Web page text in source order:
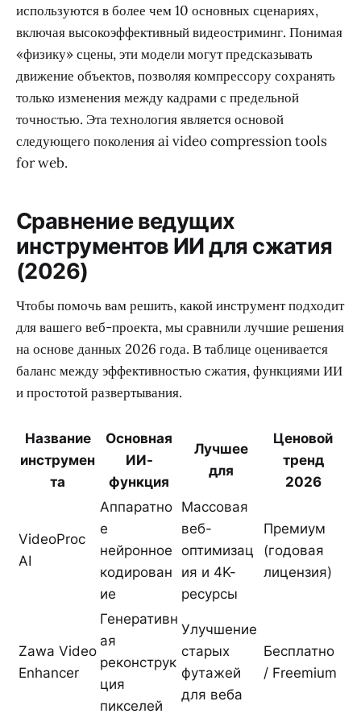
используются в более чем 10 основных сценариях,
включая высокоэффективный видеостриминг. Понимая
«физику» сцены, эти модели могут предсказывать
движение объектов, позволяя компрессору сохранять
только изменения между кадрами с предельной
точностью. Эта технология является основой
следующего поколения ai video compression tools
for web.
Сравнение ведущих
инструментов ИИ для сжатия
(2026)
Чтобы помочь вам решить, какой инструмент подходит
для вашего веб-проекта, мы сравнили лучшие решения
на основе данных 2026 года. В таблице оценивается
баланс между эффективностью сжатия, функциями ИИ
и простотой развертывания.
Название
инструмен
та
Основная
ИИ-
функция
Лучшее
для
Ценовой
тренд
2026
VideoProc
AI
Аппаратно
е
нейронное
кодирован
ие
Массовая
веб-
оптимизац
ия и 4K-
ресурсы
Премиум
(годовая
лицензия)
Zawa Video
Enhancer
Генеративн
ая
реконструк
ция
пикселей
Улучшение
старых
футажей
для веба
Бесплатно
/ Freemium